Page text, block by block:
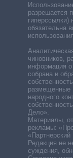
разрешается
гиперссылки)
обязательна
чиновников,
информация о
собрана и
размещенные
народного
Дело».
Материалы,
рекламы:
Редакция не
суждения,